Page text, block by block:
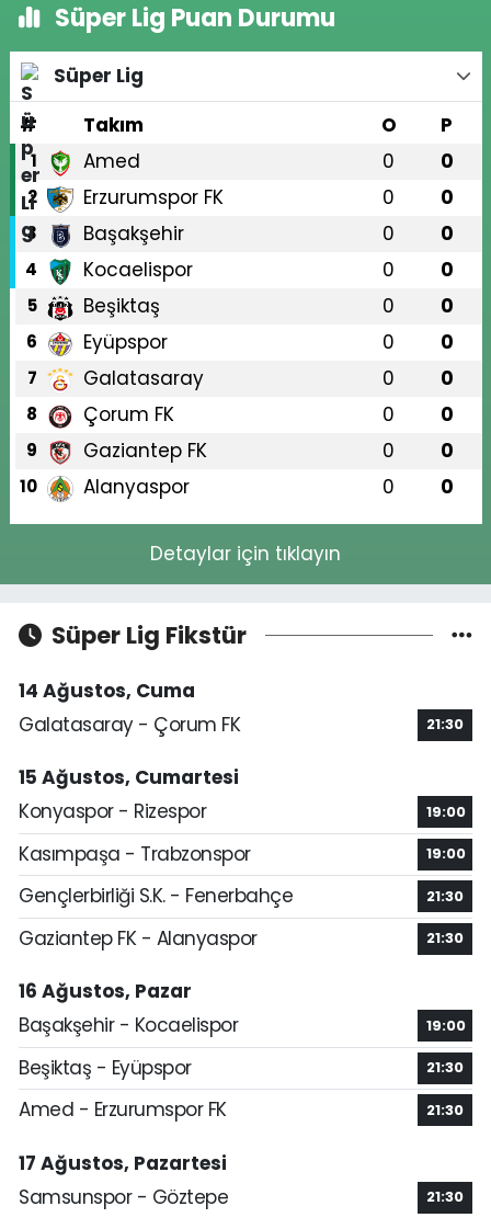
Süper Lig Puan Durumu
Süper Lig
#
Takım O P
1 Amed 0 0
2 Erzurumspor FK 0 0
3 Başakşehir 0 0
4 Kocaelispor 0 0
5 Beşiktaş 0 0
6 Eyüpspor 0 0
7 Galatasaray 0 0
8 Çorum FK 0 0
9 Gaziantep FK 0 0
10 Alanyaspor 0 0
Detaylar için tıklayın
Süper Lig Fikstür
14 Ağustos, Cuma
Galatasaray - Çorum FK
21:30
15 Ağustos, Cumartesi
Konyaspor - Rizespor
19:00
Kasımpaşa - Trabzonspor 19:00
Gençlerbirliği S.K. - Fenerbahçe 21:30
Gaziantep FK - Alanyaspor 21:30
16 Ağustos, Pazar
Başakşehir - Kocaelispor
19:00
Beşiktaş - Eyüpspor 21:30
Amed - Erzurumspor FK 21:30
17 Ağustos, Pazartesi
Samsunspor - Göztepe
21:30